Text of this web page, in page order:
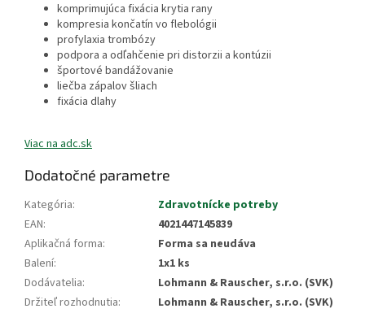
komprimujúca fixácia krytia rany
kompresia končatín vo flebológii
profylaxia trombózy
podpora a odľahčenie pri distorzii a kontúzii
športové bandážovanie
liečba zápalov šliach
fixácia dlahy
Viac na adc.sk
Dodatočné parametre
Kategória:
Zdravotnícke potreby
EAN:
4021447145839
Aplikačná forma:
Forma sa neudáva
Balení:
1x1 ks
Dodávatelia:
Lohmann & Rauscher, s.r.o. (SVK)
Držiteľ rozhodnutia:
Lohmann & Rauscher, s.r.o. (SVK)